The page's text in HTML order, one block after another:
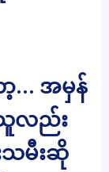
… အမှန်
သူလည်း
သမီးဆို